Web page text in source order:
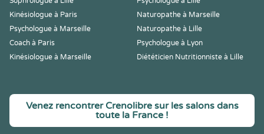
Kinésiologue à Paris
Naturopathe à Marseille
Psychologue à Marseille
Naturopathe à Lille
Coach à Paris
Psychologue à Lyon
Kinésiologue à Marseille
Diététicien Nutritionniste à Lille
Venez rencontrer Crenolibre sur les salons dans
toute la France !